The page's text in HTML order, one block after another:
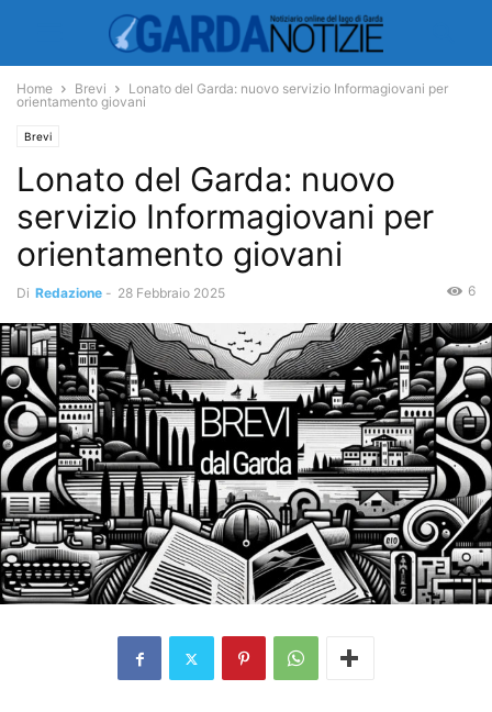
Home Brevi
Lonato del Garda: nuovo servizio Informagiovani per
orientamento giovani
Brevi
Lonato del Garda: nuovo
servizio Informagiovani per
orientamento giovani
Di Redazione - 28 Febbraio 2025 6